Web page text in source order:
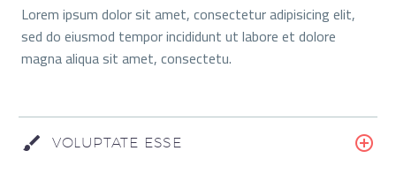
Lorem ipsum dolor sit amet, consectetur adipisicing elit,
sed do eiusmod tempor incididunt ut labore et dolore
magna aliqua sit amet, consectetu.
VOLUPTATE ESSE